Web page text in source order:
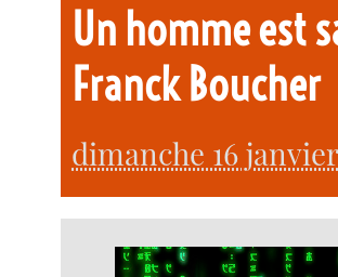
Un homme est
Franck Boucher
dimanche 16 janvier